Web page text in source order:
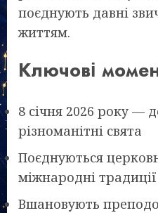
поєднують давні
життям.
Ключові
8 січня 2026 року —
різноманітні свята
Поєднуються
міжнародні традиції
Вшановують